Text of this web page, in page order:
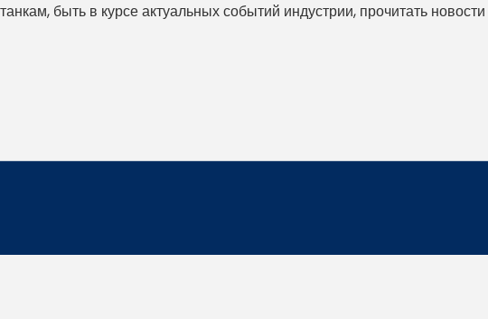
быть в курсе актуальных событий индустрии, прочитать